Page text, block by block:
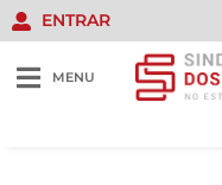
ENTRAR
MENU